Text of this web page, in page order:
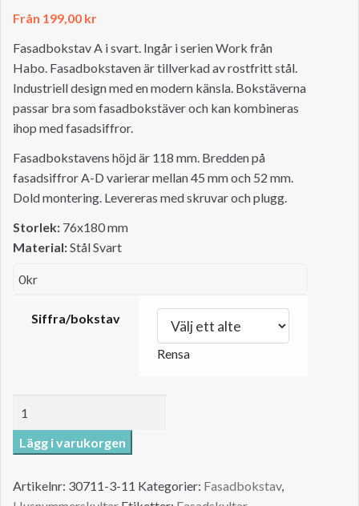
Från 199,00 kr
Fasadbokstav A i svart. Ingår i serien Work från
Habo. Fasadbokstaven är tillverkad av rostfritt stål.
Industriell design med en modern känsla. Bokstäverna
passar bra som fasadbokstäver och kan kombineras
ihop med fasadsiffror.
Fasadbokstavens höjd är 118 mm. Bredden på
fasadsiffror A-D varierar mellan 45 mm och 52 mm.
Dold montering. Levereras med skruvar och plugg.
Storlek: 76x180 mm
Material:Stål Svart
0kr
Siffra/bokstav
Rensa
svart
rostfritt
Lägg i varukorgen
Artikelnr: 30711-3-11 Kategorier: Fasadbokstav,